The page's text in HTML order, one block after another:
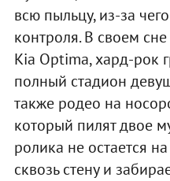
всю пыльцу, из-за
контроля. В своем
Kia Optima, хард-рок
полный стадион
также родео на
который пилят двое
ролика не остается
сквозь стену и